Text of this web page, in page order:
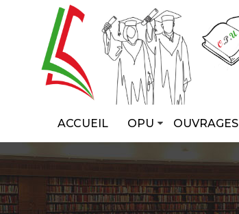
ACCUEIL OPU OUVRAGES